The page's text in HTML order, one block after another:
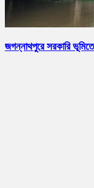
জগন্নাথপুরে সরকারি